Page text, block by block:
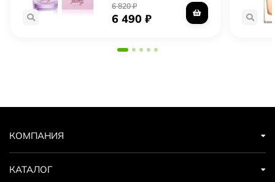
6 820₽
6 490₽
КОМПАНИЯ
КАТАЛОГ